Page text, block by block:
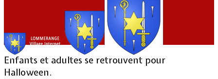
Enfants et adultes se retrouvent pour
Halloween.